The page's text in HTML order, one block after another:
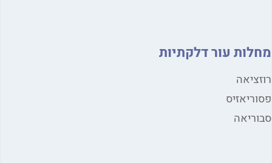
עור דלקתיות